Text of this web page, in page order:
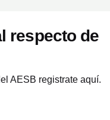
AESB registrate aquí.
respecto de